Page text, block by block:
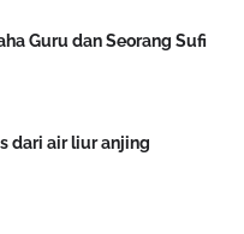
Guru dan Seorang Sufi
dari air liur anjing